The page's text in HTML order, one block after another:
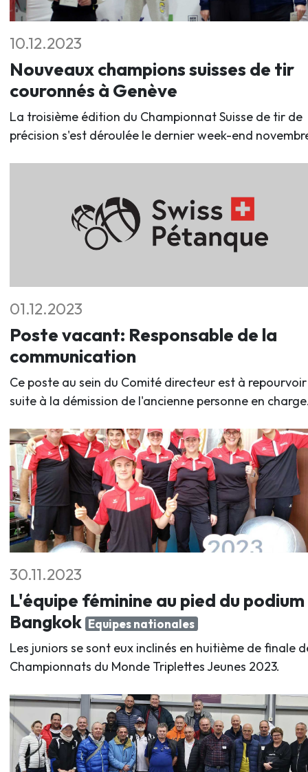
10.12.2023
Nouveaux champions suisses de tir
couronnés à Genève
La troisième édition du Championnat Suisse de tir de
précision s'est déroulée le dernier week-end
01.12.2023
Poste vacant: Responsable de la
communication
Ce poste au sein du Comité directeur est à repourvoir
suite à la démission de l'ancienne personne en
30.11.2023
L'équipe féminine au pied du podium
Bangkok Equipes nationales
Les juniors se sont eux inclinés en huitième de finale
Championnats du Monde Triplettes Jeunes 2023.